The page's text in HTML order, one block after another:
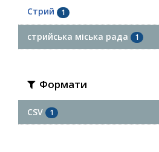
Стрий 1
стрийська міська рада 1
Формати
CSV 1